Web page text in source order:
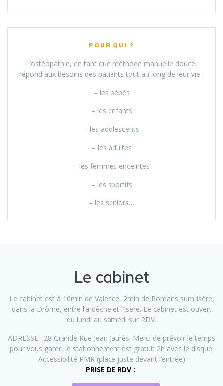
POUR QUI ?
L’ostéopathie, en tant que méthode manuelle douce,
répond aux besoins des patients tout au long de leur vie :
– les bébés
– les enfants
– les adolescents
– les adultes
– les femmes enceintes
– les sportifs
– les séniors…
Le cabinet
Le cabinet est à 10min de Valence, 2min de Romans surn Isère,
dans la Drôme, entre l’ardèche et l’Isère. Le cabinet est ouvert
du lundi au samedi sur RDV.
ADRESSE : 28 Grande Rue Jean Jaurès. Merci de prévoir le temps
pour vous garer, le stationnement est gratuit 2h avec le disque.
Accessibilité PMR (place juste devant l’entrée)
PRISE DE RDV :